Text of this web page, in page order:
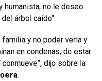
humanista, no le deseo
árbol caído”.
familia y no poder verla y
en condenas, de estar
dijo sobre la
.